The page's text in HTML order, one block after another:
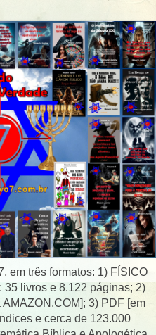
em três formatos: 1) FÍSICO
35 livros e 8.122 páginas; 2)
3) PDF [em
e cerca de 123.000